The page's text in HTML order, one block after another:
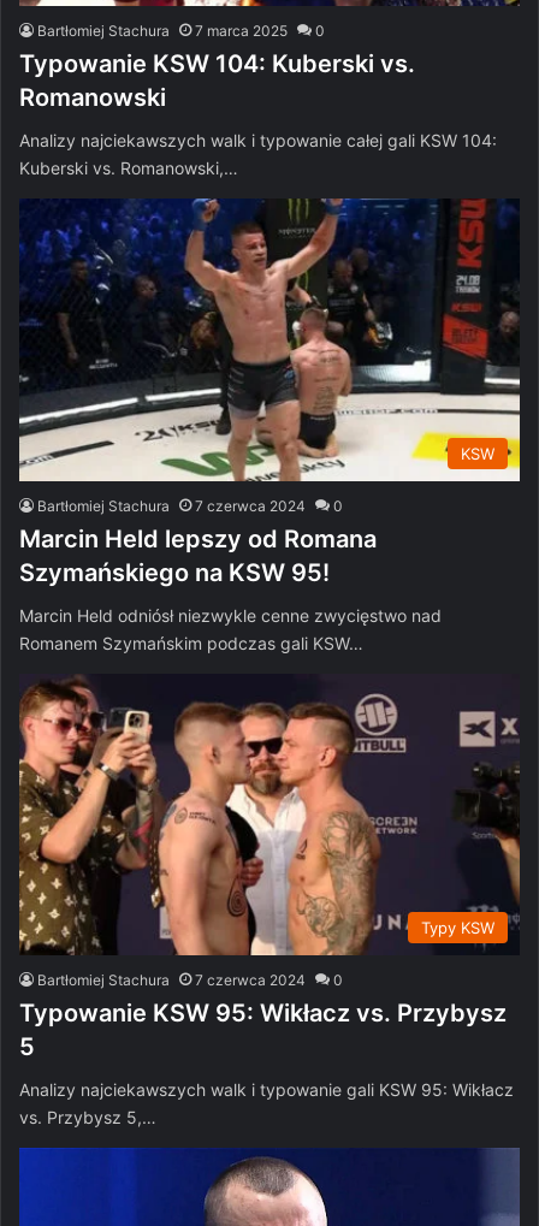
Bartłomiej Stachura 7 marca 2025 0
Typowanie KSW 104: Kuberski vs.
Romanowski
Analizy najciekawszych walk i typowanie całej gali KSW 104:
Kuberski vs. Romanowski,…
KSW
Bartłomiej Stachura 7 czerwca 2024 0
Marcin Held lepszy od Romana
Szymańskiego na KSW 95!
Marcin Held odniósł niezwykle cenne zwycięstwo nad
Romanem Szymańskim podczas gali KSW…
Typy KSW
Bartłomiej Stachura 7 czerwca 2024 0
Typowanie KSW 95: Wikłacz vs. Przybysz
5
Analizy najciekawszych walk i typowanie gali KSW 95: Wikłacz
vs. Przybysz 5,…